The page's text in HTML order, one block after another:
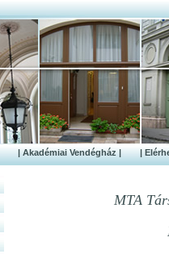
| Akadémiai Vendégház | |
MTA